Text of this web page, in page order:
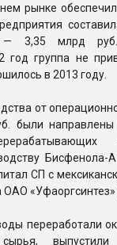
рынке
3,35 млрд руб.
год группа не
в 2013 году.
от
были направлены
Бисфенола-
СП с
ОАО «Уфаоргсинтез»
переработали
сырья,